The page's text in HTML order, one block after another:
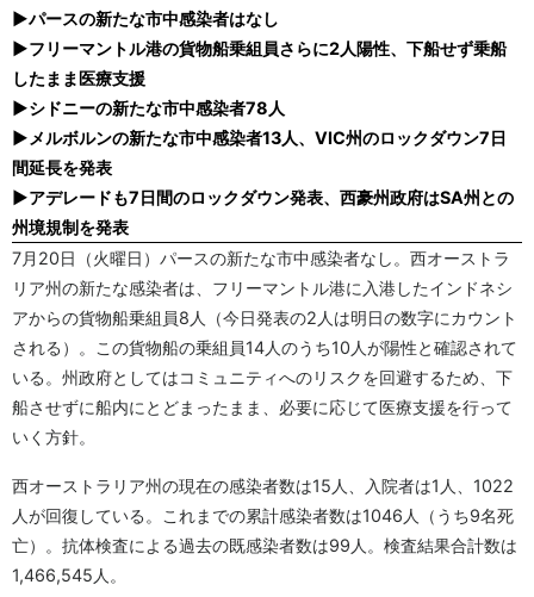
▶パースの新たな市中感染者はなし
▶フリーマントル港の貨物船乗組員さらに2人陽性、下船せず乗船
したまま医療支援
▶シドニーの新たな市中感染者78人
▶メルボルンの新たな市中感染者13人、VIC州のロックダウン7日
間延長を発表
▶アデレードも7日間のロックダウン発表、西豪州政府はSA州との
州境規制を発表
7月20日（火曜日）パースの新たな市中感染者なし。西オーストラ
リア州の新たな感染者は、フリーマントル港に入港したインドネシ
アからの貨物船乗組員8人（今日発表の2人は明日の数字にカウント
される）。この貨物船の乗組員14人のうち10人が陽性と確認されて
いる。州政府としてはコミュニティへのリスクを回避するため、下
船させずに船内にとどまったまま、必要に応じて医療支援を行って
いく方針。
西オーストラリア州の現在の感染者数は15人、入院者は1人、1022
人が回復している。これまでの累計感染者数は1046人（うち9名死
亡）。抗体検査による過去の既感染者数は99人。検査結果合計数は
1,466,545人。